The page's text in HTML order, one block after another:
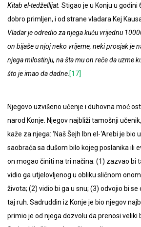
Kitab el-tedžellijat. Stigao je u Konju u godini
dobro primljen, i od strane vladara Kej
Vladar je odredio za njega kuću vrijednu
on bijaše u njoj neko vrijeme, neki prosjak je
njega milostinju, na šta mu on reče da uzme
što je imao da dadne [17]
Njegovo uzvišeno učenje i duhovna moć
narod Konje. Njegov najbliži tamošnji
kaže za njega: ‘Naš Šejh Ibn el-‘Arebi je bio
saobraća sa dušom bilo kojeg poslanika ili
on mogao činiti na tri načina: (1) zazvao bi
vidio ga utjelovljenog u obliku sličnom
života; (2) vidio bi ga u snu; (3) odvojio bi
taj ruh. Sadruddin iz Konje je bio njegov
primio je od njega dozvolu da prenosi veliki